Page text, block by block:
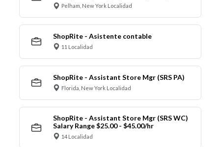
Pelham, New York Localidad
ShopRite - Asistente contable
11 Localidad
ShopRite - Assistant Store Mgr (SRS PA)
Florida, New York Localidad
ShopRite - Assistant Store Mgr (SRS WC)
Salary Range $25.00 - $45.00/hr
14 Localidad